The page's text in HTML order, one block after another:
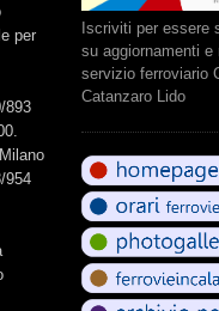
per
893
954
Iscriviti per essere
su aggiornamenti e
servizio ferroviario
Catanzaro Lido